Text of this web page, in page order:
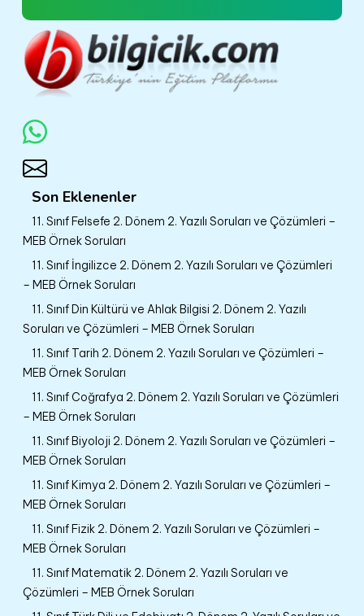
Son Eklenenler
11. Sınıf Felsefe 2. Dönem 2. Yazılı Soruları ve Çözümleri –
MEB Örnek Soruları
11. Sınıf İngilizce 2. Dönem 2. Yazılı Soruları ve Çözümleri
– MEB Örnek Soruları
11. Sınıf Din Kültürü ve Ahlak Bilgisi 2. Dönem 2. Yazılı
Soruları ve Çözümleri – MEB Örnek Soruları
11. Sınıf Tarih 2. Dönem 2. Yazılı Soruları ve Çözümleri –
MEB Örnek Soruları
11. Sınıf Coğrafya 2. Dönem 2. Yazılı Soruları ve Çözümleri
– MEB Örnek Soruları
11. Sınıf Biyoloji 2. Dönem 2. Yazılı Soruları ve Çözümleri –
MEB Örnek Soruları
11. Sınıf Kimya 2. Dönem 2. Yazılı Soruları ve Çözümleri –
MEB Örnek Soruları
11. Sınıf Fizik 2. Dönem 2. Yazılı Soruları ve Çözümleri –
MEB Örnek Soruları
11. Sınıf Matematik 2. Dönem 2. Yazılı Soruları ve
Çözümleri – MEB Örnek Soruları